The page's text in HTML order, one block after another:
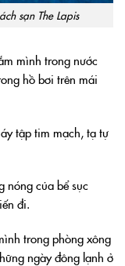
sạn The Lapis
mình trong nước
hồ bơi trên mái
tập tim mạch, tạ tự
nóng của bể sục
đi.
trong phòng xông
ngày đông lạnh ở